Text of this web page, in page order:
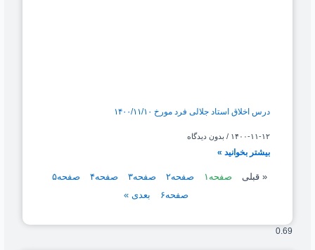
درس اخلاق استاد جلالی فرد مورخ ۱۴۰۰/۱۱/۱۰
۱۴۰۰-۱۱-۱۲ بدون دیدگاه
بیشتر بخوانید »
« قبلی صفحه ۱ صفحه۲ صفحه۳ صفحه۴ صفحه۵
صفحه۶ بعدی »